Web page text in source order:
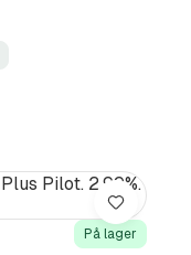
På lager
Lagre